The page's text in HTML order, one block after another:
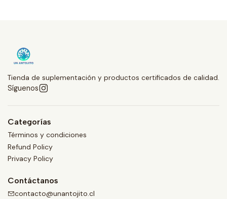
Tienda de suplementación y productos certificados de calidad.
Síguenos
Categorías
Términos y condiciones
Refund Policy
Privacy Policy
Contáctanos
contacto@unantojito.cl